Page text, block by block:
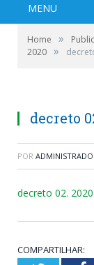
MENU
Home »
2020 »
decreto
POR
decreto 02.
COMPARTILHAR: